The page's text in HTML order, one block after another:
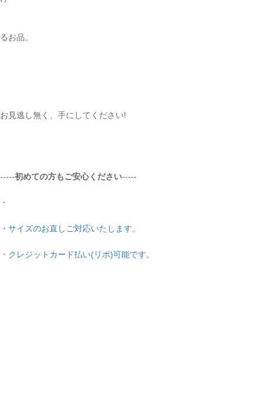
るお品。
お見逃し無く、手にしてください!
-----初めての方もご安心ください-----
・
・ サイズのお直しご対応いたします。
・ クレジットカード払い(リボ)可能です。